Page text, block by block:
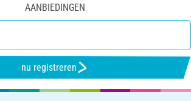
AANBIEDINGEN
nu registreren